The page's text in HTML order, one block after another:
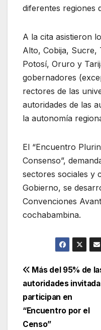
diferentes regiones
A la cita asistieron
Alto, Cobija, Sucre,
Potosí, Oruro y
gobernadores
rectores de las
autoridades de las
la autonomía
El “Encuentro
Consenso”,
sectores sociales y
Gobierno, se
Convenciones
cochabambina.
de
entradas
Más del 95% de
autoridades
participan en
“Encuentro por el
Censo”